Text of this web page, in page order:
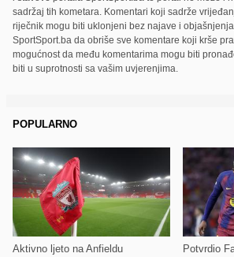
sadržaj tih kometara. Komentari koji sadrže
riječnik mogu biti uklonjeni bez najave i
SportSport.ba da obriše sve komentare koji krše
mogućnost da među komentarima mogu biti
biti u suprotnosti sa vašim uvjerenjima.
POPULARNO
Aktivno ljeto na Anfieldu Potvrdio